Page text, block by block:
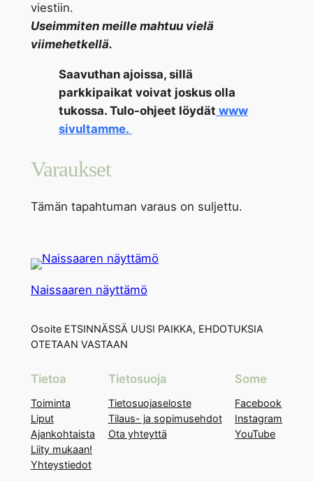
viestiin.
Useimmiten meille mahtuu vielä
viimehetkellä.
Saavuthan ajoissa, sillä
parkkipaikat voivat joskus olla
tukossa. Tulo-ohjeet löydät www
sivultamme.
Varaukset
Tämän tapahtuman varaus on suljettu.
Naissaaren näyttämö
Osoite ETSINNÄSSÄ UUSI PAIKKA, EHDOTUKSIA
OTETAAN VASTAAN
Tietoa
Toiminta
Liput
Ajankohtaista
Liity mukaan!
Yhteystiedot
Tietosuoja
Tietosuojaseloste
Tilaus- ja sopimusehdot
Ota yhteyttä
Some
Facebook
Instagram
YouTube